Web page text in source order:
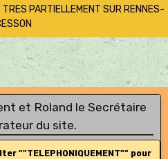
PARTIELLEMENT SUR RENNES-
et Roland le Secrétaire
du site.
""TELEPHONIQUEMENT"" pour